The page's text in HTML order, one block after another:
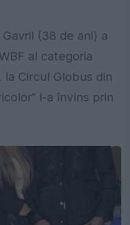
(38 de ani) a
al categoria
la Circul Globus din
l-a învins prin